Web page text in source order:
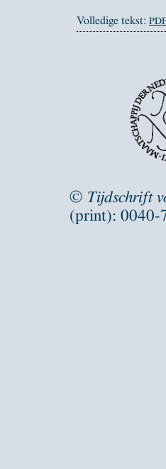
Volledige tekst:
© Tijdschrift
(print): 0040-